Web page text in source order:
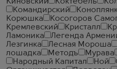
Командирский
Корюшка
Косогоров
Кремлевский
Кристалл
Ламоника
Легенда
Лезгинка
Лесная Мороша
лошадка
Методъ Мурава
Народный Капитал
Ной